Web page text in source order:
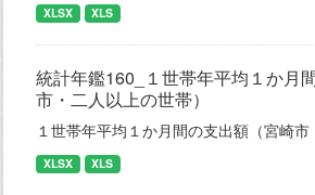
XLSX XLS
統計年鑑160_１世帯年平均１か月
市・二人以上の世帯）
１世帯年平均１か月間の支出額（宮崎市
XLSX XLS